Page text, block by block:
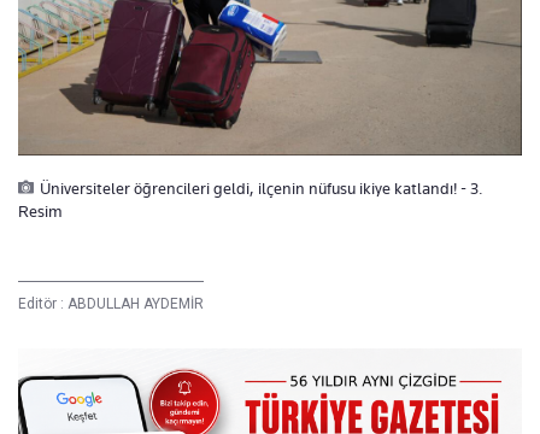
Üniversiteler öğrencileri geldi, ilçenin nüfusu ikiye katlandı! - 3.
Resim
Editör : ABDULLAH AYDEMİR